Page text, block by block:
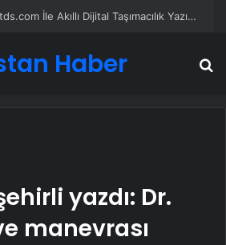
UETDS Nedir ? Uetds.com İle Akıllı Dijital Taşımacılık Yazılımı
Haber
yazdı: Dr.
manevrası